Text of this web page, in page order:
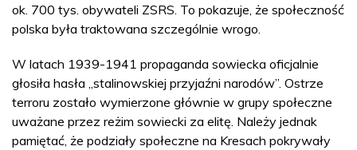
ok. 700 tys. obywateli ZSRS. To pokazuje, że społeczność
polska była traktowana szczególnie wrogo.
W latach 1939-1941 propaganda sowiecka oficjalnie
głosiła hasła „stalinowskiej przyjaźni narodów”. Ostrze
terroru zostało wymierzone głównie w grupy społeczne
uważane przez reżim sowiecki za elitę. Należy jednak
pamiętać, że podziały społeczne na Kresach pokrywały